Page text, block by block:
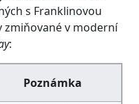
s Franklinovou
zmiňované v moderní
:
Poznámka